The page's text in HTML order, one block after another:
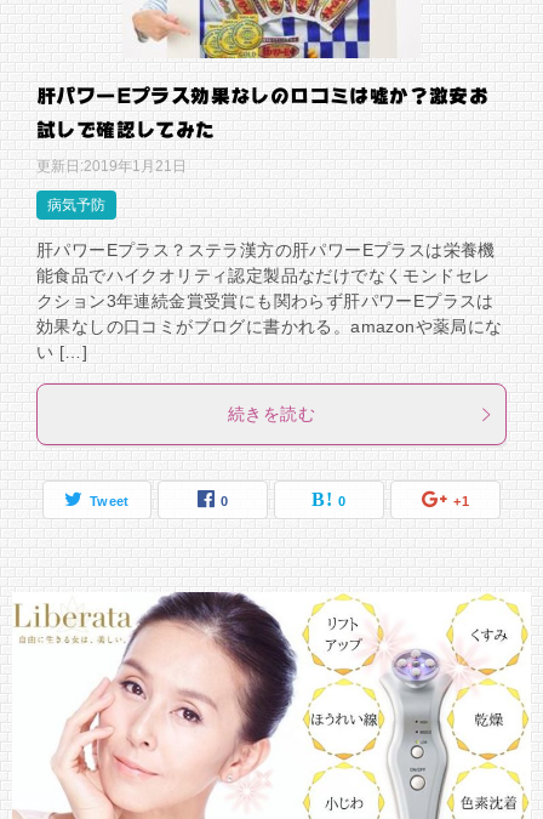
肝パワーEプラス効果なしの口コミは嘘か？激安お
試しで確認してみた
更新日:2019年1月21日
病気予防
肝パワーEプラス？ステラ漢方の肝パワーEプラスは栄養機
能食品でハイクオリティ認定製品なだけでなくモンドセレ
クション3年連続金賞受賞にも関わらず肝パワーEプラスは
効果なしの口コミがブログに書かれる。amazonや薬局にな
い […]
続きを読む
Tweet 0 0 +1